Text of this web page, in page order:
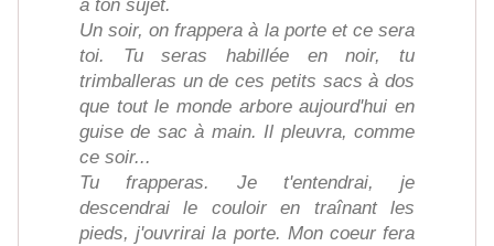
à ton sujet.
Un soir, on frappera à la porte et ce sera
toi. Tu seras habillée en noir, tu
trimballeras un de ces petits sacs à dos
que tout le monde arbore aujourd'hui en
guise de sac à main. Il pleuvra, comme
ce soir...
Tu frapperas. Je t'entendrai, je
descendrai le couloir en traînant les
pieds, j'ouvrirai la porte. Mon coeur fera